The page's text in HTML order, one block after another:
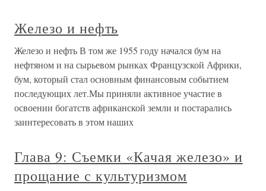
Железо и нефть
Железо и нефть В том же 1955 году начался бум на
нефтяном и на сырьевом рынках Французской Африки,
бум, который стал основным финансовым событием
последующих лет.Мы приняли активное участие в
освоении богатств африканской земли и постарались
заинтересовать в этом наших
Глава 9: Съемки «Качая железо» и
прощание с культуризмом